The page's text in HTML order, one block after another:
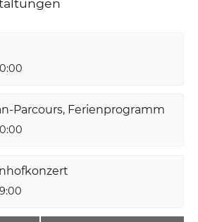
Parcours, Ferienprogramm